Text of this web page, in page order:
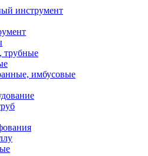
инструмент
трубные
имбусовые